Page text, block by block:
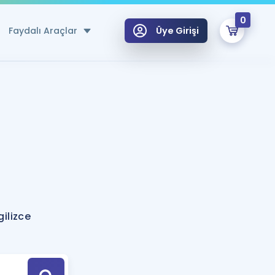
Faydalı Araçlar
Hesaplama Aracı
için Öneriler
Tek Takvimde
Üye Girişi
0